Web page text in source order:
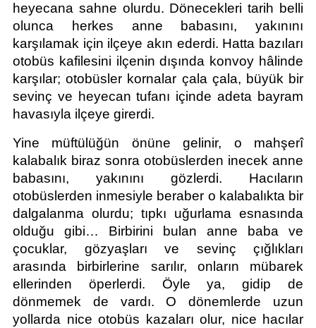
heyecana sahne olurdu. Dönecekleri tarih belli
olunca herkes anne babasını, yakınını
karşılamak için ilçeye akın ederdi. Hatta bazıları
otobüs kafilesini ilçenin dışında konvoy hâlinde
karşılar; otobüsler kornalar çala çala, büyük bir
sevinç ve heyecan tufanı içinde adeta bayram
havasıyla ilçeye girerdi.
Yine müftülüğün önüne gelinir, o mahşerî
kalabalık biraz sonra otobüslerden inecek anne
babasını, yakınını gözlerdi. Hacıların
otobüslerden inmesiyle beraber o kalabalıkta bir
dalgalanma olurdu; tıpkı uğurlama esnasında
olduğu gibi… Birbirini bulan anne baba ve
çocuklar, gözyaşları ve sevinç çığlıkları
arasında birbirlerine sarılır, onların mübarek
ellerinden öperlerdi. Öyle ya, gidip de
dönmemek de vardı. O dönemlerde uzun
yollarda nice otobüs kazaları olur, nice hacılar